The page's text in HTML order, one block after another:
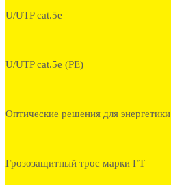
U/UTP cat.5e
U/UTP cat.5e (PE)
Оптические решения для энергетики
Грозозащитный трос марки ГТ